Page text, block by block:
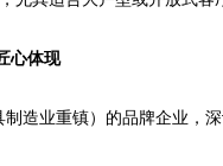
心体现
造业重镇）的品牌企业，深